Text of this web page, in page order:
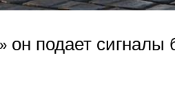
подает сигналы